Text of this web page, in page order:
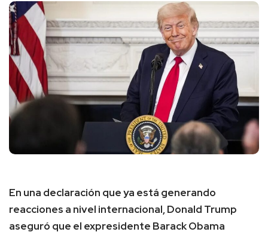
En una declaración que ya está generando
reacciones a nivel internacional, Donald Trump
aseguró que el expresidente Barack Obama